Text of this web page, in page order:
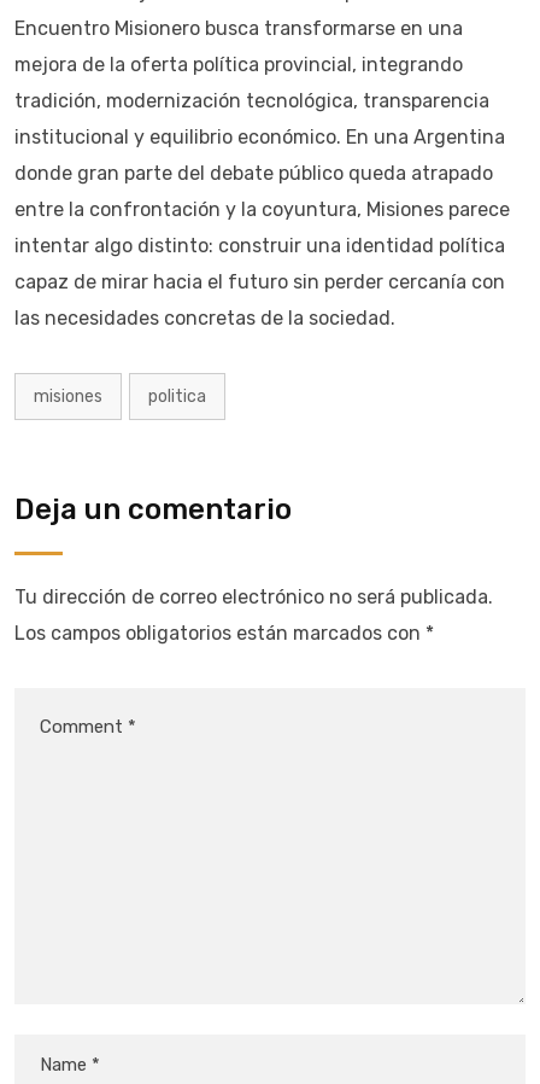
Encuentro Misionero busca transformarse en una
mejora de la oferta política provincial, integrando
tradición, modernización tecnológica, transparencia
institucional y equilibrio económico. En una Argentina
donde gran parte del debate público queda atrapado
entre la confrontación y la coyuntura, Misiones parece
intentar algo distinto: construir una identidad política
capaz de mirar hacia el futuro sin perder cercanía con
las necesidades concretas de la sociedad.
misiones politica
Deja un comentario
Tu dirección de correo electrónico no será publicada.
Los campos obligatorios están marcados con *